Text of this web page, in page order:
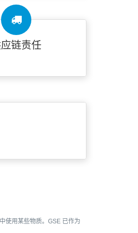
链责任
使用某些物质。GSE 已作为